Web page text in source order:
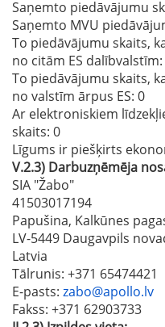
Saņemto piedāvājumu
Saņemto MVU
To piedāvājumu skaits,
no citām ES dalībvalstīm
To piedāvājumu skaits,
no valstīm ārpus ES: 0
Ar elektroniskiem
skaits: 0
Līgums ir piešķirts
V.2.3) Darbuzņēmēja
SIA "Žabo"
41503017194
Papušina, Kalkūnes
LV-5449 Daugavpils
Latvia
Tālrunis: +371 65474421
E-pasts: zabo@apollo.lv
Fakss: +371 62903733